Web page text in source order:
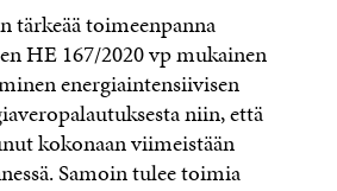
tärkeää toimeenpanna
HE 167/2020 vp mukainen
energiaintensiivisen
niin, että
kokonaan viimeistään
Samoin tulee toimia